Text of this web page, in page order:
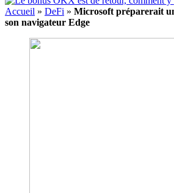
Accueil » DeFi » Microsoft préparerait
son navigateur Edge